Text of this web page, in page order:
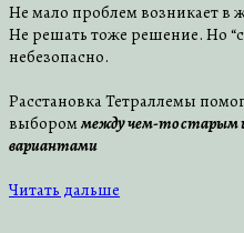
Не мало проблем возникает в
Не решать тоже решение. Но
небезопасно.
Расстановка Тетраллемы
выбороммежду чем-то старым
вариантами
Читать дальше